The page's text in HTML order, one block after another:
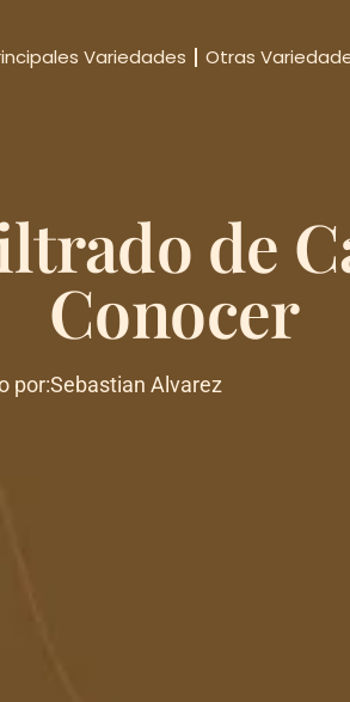
Variedades Otras
de
Conocer
por:Sebastian Alvarez